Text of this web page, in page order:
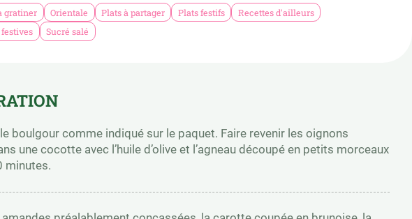
gratiner Orientale Plats à partager Plats festifs
Recettes d'ailleurs
Sucré salé
boulgour comme indiqué sur le paquet. Faire revenir les oignons
une cocotte avec l’huile d’olive et l’agneau découpé en petits morceaux
minutes.